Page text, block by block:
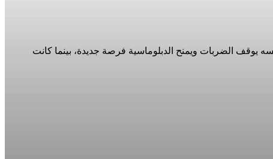
يوقف الضربات ويمنح الدبلوماسية فرصة جديدة، بينما كانت